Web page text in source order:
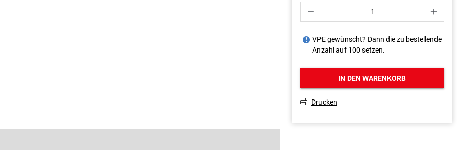
P S
J VPE gewünscht? Dann die zu bestellende
Anzahl auf 100 setzen.
IN DEN WARENKORB
T Drucken